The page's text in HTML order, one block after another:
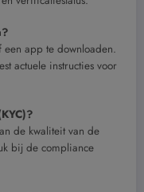
een app te downloaden.
actuele instructies voor
de kwaliteit van de
bij de compliance